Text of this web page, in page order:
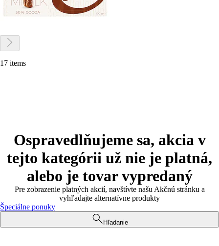
17 items
Ospravedlňujeme sa, akcia v
tejto kategórii už nie je platná,
alebo je tovar vypredaný
Pre zobrazenie platných akcií, navštívte našu Akčnú stránku a
vyhľadajte alternatívne produkty
Špeciálne ponuky
Hľadanie